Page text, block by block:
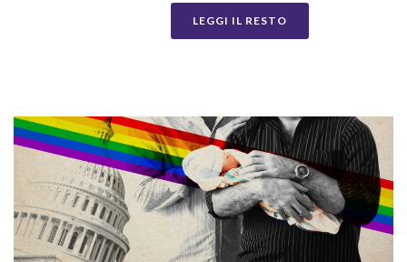
LEGGI IL RESTO